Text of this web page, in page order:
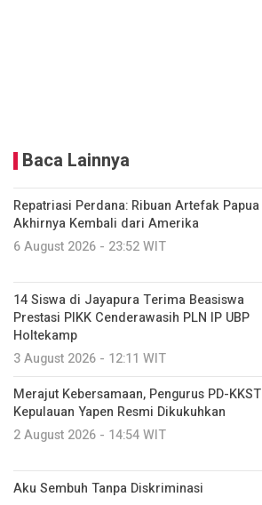
Baca Lainnya
Repatriasi Perdana: Ribuan Artefak Papua
Akhirnya Kembali dari Amerika
6 August 2026 - 23:52 WIT
14 Siswa di Jayapura Terima Beasiswa
Prestasi PIKK Cenderawasih PLN IP UBP
Holtekamp
3 August 2026 - 12:11 WIT
Merajut Kebersamaan, Pengurus PD-KKST
Kepulauan Yapen Resmi Dikukuhkan
2 August 2026 - 14:54 WIT
Aku Sembuh Tanpa Diskriminasi